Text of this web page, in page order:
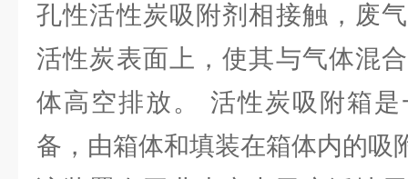
孔性活性炭吸附剂相接触，废
活性炭表面上，使其与气体混
体高空排放。 活性炭吸附箱
备，由箱体和填装在箱体内的吸